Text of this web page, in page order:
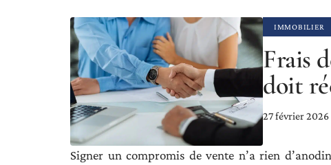
IMMOBILIER
Frais
doit
27 février 2026
Signer un compromis de vente n’a rien